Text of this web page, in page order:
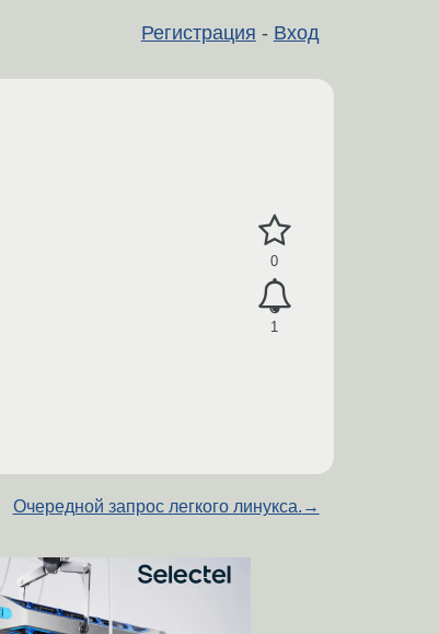
Регистрация - Вход
0
1
Очередной запрос легкого линукса. →